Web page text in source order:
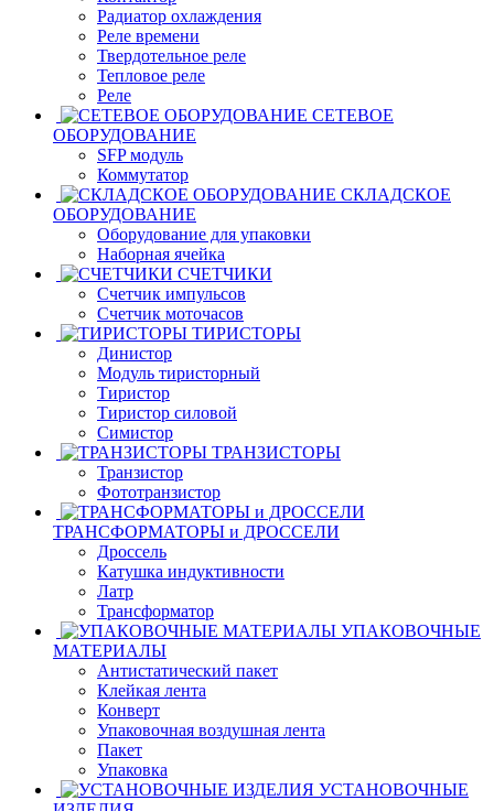
Радиатор охлаждения
Реле времени
Твердотельное реле
Тепловое реле
Реле
СЕТЕВОЕ
ОБОРУДОВАНИЕ
SFP модуль
Коммутатор
СКЛАДСКОЕ
ОБОРУДОВАНИЕ
Оборудование для упаковки
Наборная ячейка
СЧЕТЧИКИ
Счетчик импульсов
Счетчик моточасов
ТИРИСТОРЫ
Динистор
Модуль тиристорный
Тиристор
Тиристор силовой
Симистор
ТРАНЗИСТОРЫ
Транзистор
Фототранзистор
ТРАНСФОРМАТОРЫ и ДРОССЕЛИ
Дроссель
Катушка индуктивности
Латр
Трансформатор
УПАКОВОЧНЫЕ
МАТЕРИАЛЫ
Антистатический пакет
Клейкая лента
Конверт
Упаковочная воздушная лента
Пакет
Упаковка
УСТАНОВОЧНЫЕ